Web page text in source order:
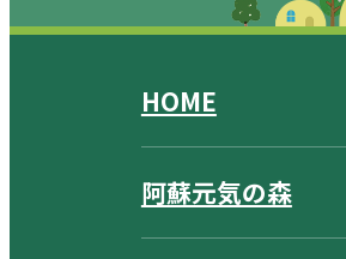
HOME
阿蘇元気の森